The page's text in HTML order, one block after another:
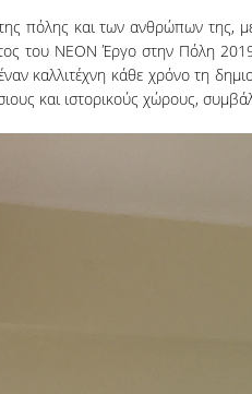
πόλης και των ανθρώπων της,
του ΝΕΟΝ Έργο στην Πόλη
καλλιτέχνη κάθε χρόνο τη
και ιστορικούς χώρους,